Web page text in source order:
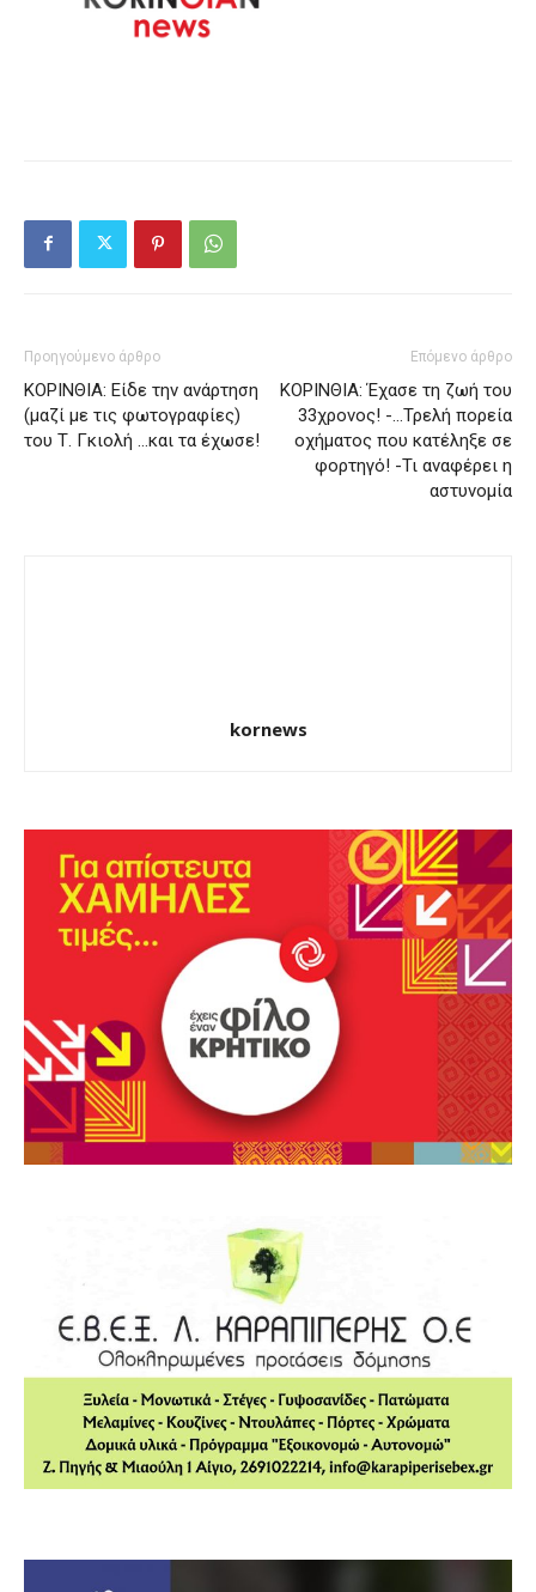
Προηγούμενο άρθρο
ΚΟΡΙΝΘΙΑ: Είδε την ανάρτηση
(μαζί με τις φωτογραφίες)
του Τ. Γκιολή …και τα έχωσε!
Επόμενο άρθρο
ΚΟΡΙΝΘΙΑ: Έχασε τη ζωή του
33χρονος! -…Τρελή πορεία
οχήματος που κατέληξε σε
φορτηγό! -Τι αναφέρει η
αστυνομία
kornews